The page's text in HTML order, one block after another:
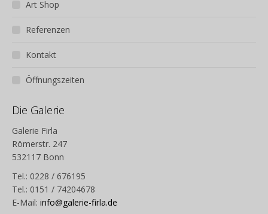
Art Shop
Referenzen
Kontakt
Öffnungszeiten
Die Galerie
Galerie Firla
Römerstr. 247
532117 Bonn
Tel.: 0228 / 676195
Tel.: 0151 / 74204678
E-Mail: info@galerie-firla.de